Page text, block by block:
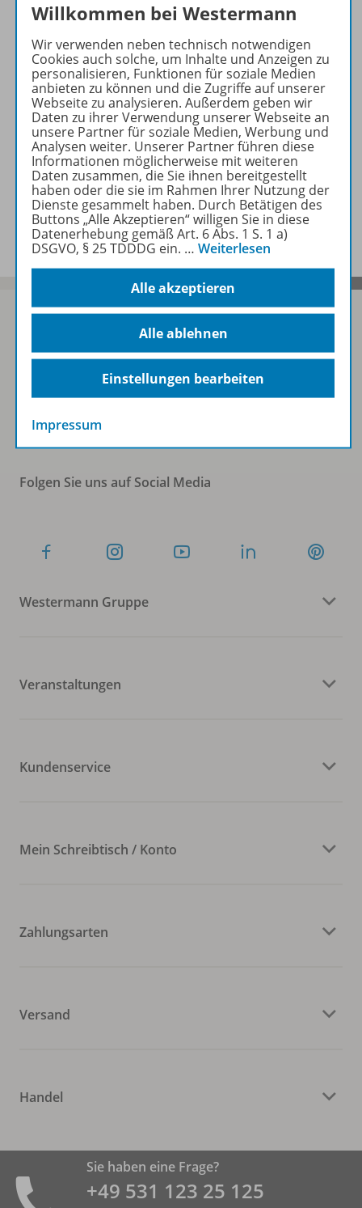
Zugehörige Produkte
Benachrichtigungs-Service
Veranstaltungen
Sofort profitieren
Folgen Sie uns auf Social Media
Westermann Gruppe
Veranstaltungen
Kundenservice
Mein Schreibtisch / Konto
Zahlungsarten
Versand
Handel
Sie haben eine Frage?
+49 531 ­123 25 125
Willkommen bei Westermann
Wir verwenden neben technisch notwendigen
Cookies auch solche, um Inhalte und Anzeigen zu
personalisieren, Funktionen für soziale Medien
anbieten zu können und die Zugriffe auf unserer
Webseite zu analysieren. Außerdem geben wir
Daten zu ihrer Verwendung unserer Webseite an
unsere Partner für soziale Medien, Werbung und
Analysen weiter. Unserer Partner führen diese
Informationen möglicherweise mit weiteren
Daten zusammen, die Sie ihnen bereitgestellt
haben oder die sie im Rahmen Ihrer Nutzung der
Dienste gesammelt haben. Durch Betätigen des
Buttons „Alle Akzeptieren“ willigen Sie in diese
Datenerhebung gemäß Art. 6 Abs. 1 S. 1 a)
DSGVO, § 25 TDDDG ein. … Weiterlesen
Alle akzeptieren
Alle ablehnen
Einstellungen bearbeiten
Impressum